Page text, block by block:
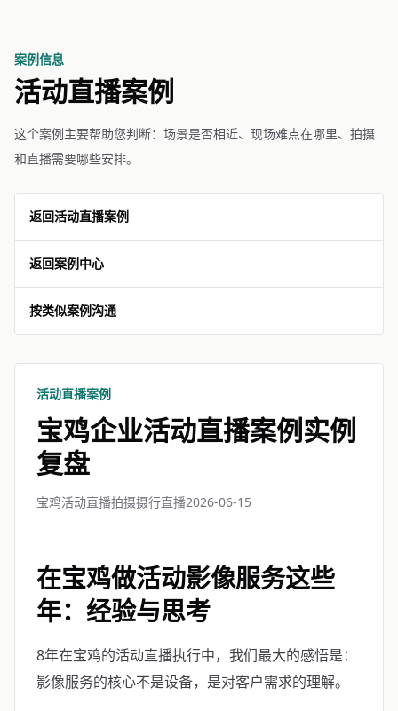
案例信息
活动直播案例
这个案例主要帮助您判断：场景是否相近、现场难点在哪里、拍摄
和直播需要哪些安排。
返回活动直播案例
返回案例中心
按类似案例沟通
活动直播案例
宝鸡企业活动直播案例实例
复盘
宝鸡活动直播拍摄摄行直播2026-06-15
在宝鸡做活动影像服务这些
年：经验与思考
8年在宝鸡的活动直播执行中，我们最大的感悟是：
影像服务的核心不是设备，是对客户需求的理解。